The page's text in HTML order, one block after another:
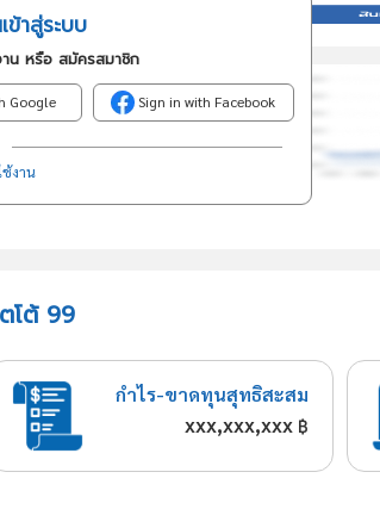
าสู่ระบบ
าน หรือ สมัครสมาชิก
Google Sign in with Facebook
งาน
โต้ 99
กำไร-ขาดทุนสุทธิสะสม
xxx,xxx,xxx ฿